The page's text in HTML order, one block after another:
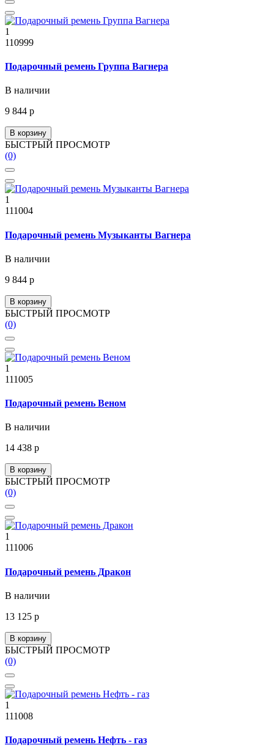
1
110999
Подарочный ремень Группа Вагнера
В наличии
9 844 р
В корзину
БЫСТРЫЙ ПРОСМОТР
(0)
1
111004
Подарочный ремень Музыканты Вагнера
В наличии
9 844 р
В корзину
БЫСТРЫЙ ПРОСМОТР
(0)
1
111005
Подарочный ремень Веном
В наличии
14 438 р
В корзину
БЫСТРЫЙ ПРОСМОТР
(0)
1
111006
Подарочный ремень Дракон
В наличии
13 125 р
В корзину
БЫСТРЫЙ ПРОСМОТР
(0)
1
111008
Подарочный ремень Нефть - газ